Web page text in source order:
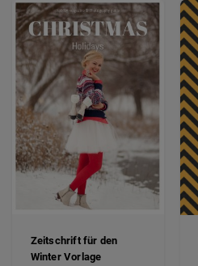
Zeitschrift für den
Winter Vorlage